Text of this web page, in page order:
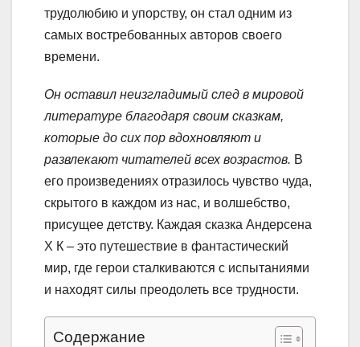
трудолюбию и упорству, он стал одним из
самых востребованных авторов своего
времени.
Он оставил неизгладимый след в мировой
литературе благодаря своим сказкам,
которые до сих пор вдохновляют и
развлекают читателей всех возрастов. В
его произведениях отразилось чувство чуда,
скрытого в каждом из нас, и волшебство,
присущее детству. Каждая сказка Андерсена
Х К – это путешествие в фантастический
мир, где герои сталкиваются с испытаниями
и находят силы преодолеть все трудности.
Содержание